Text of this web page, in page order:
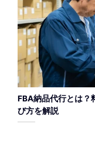
FBA納品代行とは？
び方を解説